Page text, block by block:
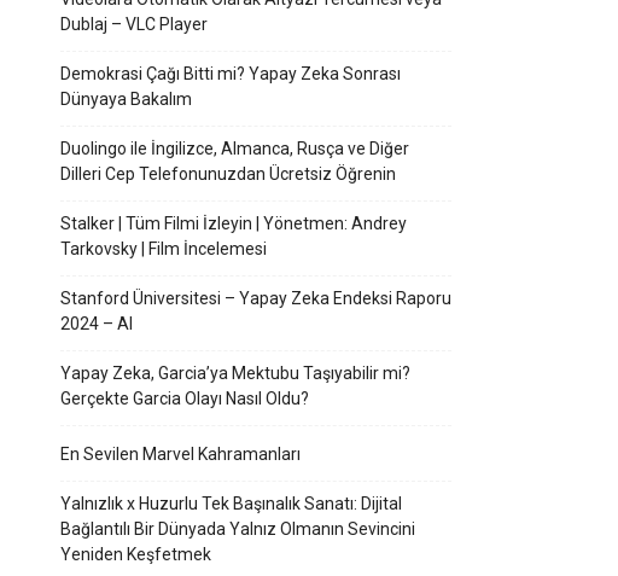
Dublaj – VLC Player
Demokrasi Çağı Bitti mi? Yapay Zeka Sonrası
Dünyaya Bakalım
Duolingo ile İngilizce, Almanca, Rusça ve Diğer
Dilleri Cep Telefonunuzdan Ücretsiz Öğrenin
Stalker | Tüm Filmi İzleyin | Yönetmen: Andrey
Tarkovsky | Film İncelemesi
Stanford Üniversitesi – Yapay Zeka Endeksi Raporu
2024 – AI
Yapay Zeka, Garcia’ya Mektubu Taşıyabilir mi?
Gerçekte Garcia Olayı Nasıl Oldu?
En Sevilen Marvel Kahramanları
Yalnızlık x Huzurlu Tek Başınalık Sanatı: Dijital
Bağlantılı Bir Dünyada Yalnız Olmanın Sevincini
Yeniden Keşfetmek